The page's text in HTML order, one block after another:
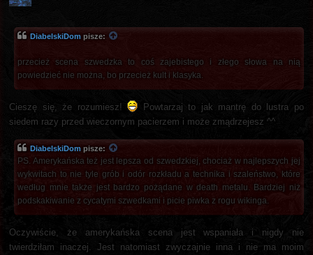
DiabelskiDom pisze:
przecież scena szwedzka to coś zajebistego i złego słowa na nią
powiedzieć nie można, bo przecież kult i klasyka.
Cieszę się, że rozumiesz!
Powtarzaj to jak mantrę do lustra po
siedem razy przed wieczornym pacierzem i może zmądrzejesz ^^
DiabelskiDom pisze:
PS. Amerykańska też jest lepsza od szwedzkiej, chociaż w najlepszych jej
wykwitach to nie tyle grób i odór rozkładu a technika i szaleństwo, które
według mnie także jest bardzo pożądane w death metalu. Bardziej niż
podskakiwanie z cycatymi szwedkami i picie piwka z rogu wikinga.
Oczywiście, że amerykańska scena jest wspaniała i nigdy nie
twierdziłam inaczej. Jest natomiast zwyczajnie inna i nie ma moim